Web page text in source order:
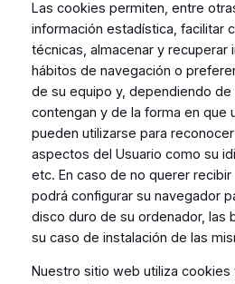
Las cookies permiten, entre
información estadística, facilitar
técnicas, almacenar y recuperar
hábitos de navegación o
de su equipo y, dependiendo de
contengan y de la forma en que
pueden utilizarse para
aspectos del Usuario como su
etc. En caso de no querer
podrá configurar su navegador
disco duro de su ordenador, las
su caso de instalación de las
Nuestro sitio web utiliza